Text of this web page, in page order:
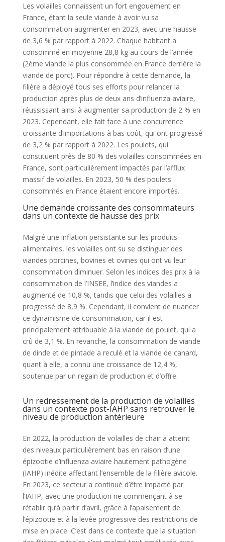
Les volailles connaissent un fort engouement en
France, étant la seule viande à avoir vu sa
consommation augmenter en 2023, avec une hausse
de 3,6 % par rapport à 2022. Chaque habitant a
consommé en moyenne 28,8 kg au cours de l’année
(2ème viande la plus consommée en France derrière la
viande de porc). Pour répondre à cette demande, la
filière a déployé tous ses efforts pour relancer la
production après plus de deux ans d’influenza aviaire,
réussissant ainsi à augmenter sa production de 2 % en
2023. Cependant, elle fait face à une concurrence
croissante d’importations à bas coût, qui ont progressé
de 3,2 % par rapport à 2022. Les poulets, qui
constituent près de 80 % des volailles consommées en
France, sont particulièrement impactés par l’afflux
massif de volailles. En 2023, 50 % des poulets
consommés en France étaient encore importés.
Une demande croissante des consommateurs
dans un contexte de hausse des prix
Malgré une inflation persistante sur les produits
alimentaires, les volailles ont su se distinguer des
viandes porcines, bovines et ovines qui ont vu leur
consommation diminuer. Selon les indices des prix à la
consommation de l’INSEE, l’indice des viandes a
augmenté de 10,8 %, tandis que celui des volailles a
progressé de 8,9 %. Cependant, il convient de nuancer
ce dynamisme de consommation, car il est
principalement attribuable à la viande de poulet, qui a
crû de 3,1 %. En revanche, la consommation de viande
de dinde et de pintade a reculé et la viande de canard,
quant à elle, a connu une croissance de 12,4 %,
soutenue par un regain de production et d’offre.
Un redressement de la production de volailles
dans un contexte post-IAHP sans retrouver le
niveau de production antérieure
En 2022, la production de volailles de chair a atteint
des niveaux particulièrement bas en raison d’une
épizootie d’influenza aviaire hautement pathogène
(IAHP) inédite affectant l’ensemble de la filière avicole.
En 2023, ce secteur a continué d’être impacté par
l’IAHP, avec une production ne commençant à se
rétablir qu’à partir d’avril, grâce à l’apaisement de
l’épizootie et à la levée progressive des restrictions de
mise en place. C’est dans ce contexte que la situation